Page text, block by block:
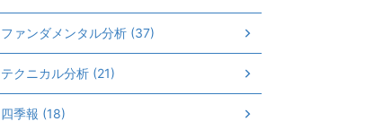
ファンダメンタル分析 (37)
テクニカル分析 (21)
四季報 (18)